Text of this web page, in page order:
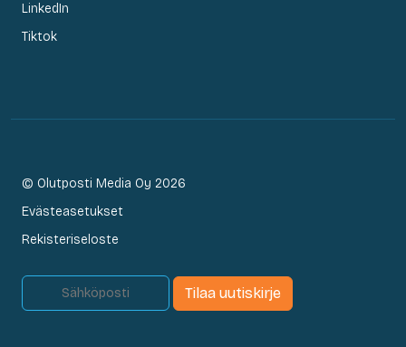
LinkedIn
Tiktok
© Olutposti Media Oy 2026
Evästeasetukset
Rekisteriseloste
Tilaa uutiskirje